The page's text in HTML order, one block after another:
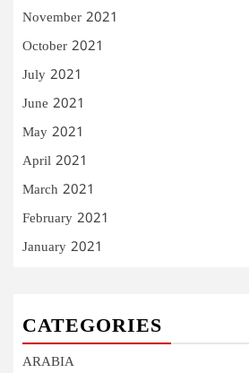
November 2021
October 2021
July 2021
June 2021
May 2021
April 2021
March 2021
February 2021
January 2021
CATEGORIES
ARABIA